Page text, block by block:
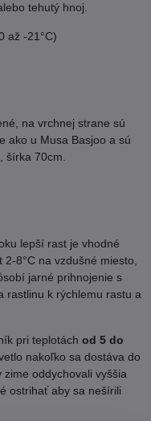
tehutý hnoj.
až -21°C)
na vrchnej strane sú
ako u Musa Basjoo a sú
šírka 70cm.
lepší rast je vhodné
8°C na vzdušné miesto,
jarné prihnojenie s
rastlinu k rýchlemu rastu a
pri teplotách od 5 do
nakoľko sa dostáva do
oddychovali vyššia
ostrihať aby sa nešírili